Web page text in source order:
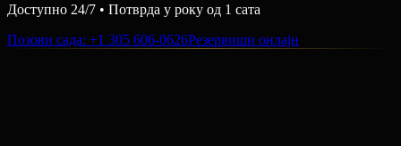
Доступно 24/7 • Потврда у року од 1 сата
Позови сада: +1 305 606-0626Резервиши онлајн